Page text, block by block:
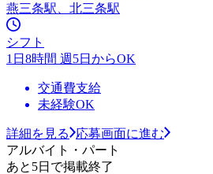
燕三条駅、北三条駅
シフト
1日8時間 週5日からOK
交通費支給
未経験OK
詳細を見る
応募画面に進む
アルバイト・パート
あと5日で掲載終了